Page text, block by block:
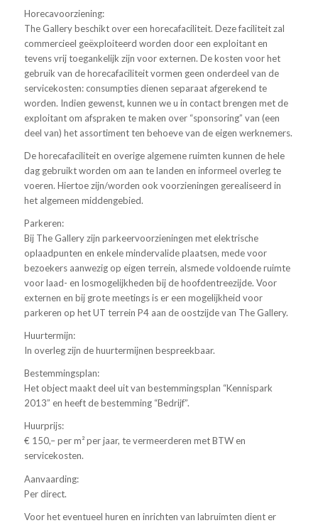
Horecavoorziening:
The Gallery beschikt over een horecafaciliteit. Deze faciliteit zal
commercieel geëxploiteerd worden door een exploitant en
tevens vrij toegankelijk zijn voor externen. De kosten voor het
gebruik van de horecafaciliteit vormen geen onderdeel van de
servicekosten: consumpties dienen separaat afgerekend te
worden. Indien gewenst, kunnen we u in contact brengen met de
exploitant om afspraken te maken over “sponsoring” van (een
deel van) het assortiment ten behoeve van de eigen werknemers.
De horecafaciliteit en overige algemene ruimten kunnen de hele
dag gebruikt worden om aan te landen en informeel overleg te
voeren. Hiertoe zijn/worden ook voorzieningen gerealiseerd in
het algemeen middengebied.
Parkeren:
Bij The Gallery zijn parkeervoorzieningen met elektrische
oplaadpunten en enkele mindervalide plaatsen, mede voor
bezoekers aanwezig op eigen terrein, alsmede voldoende ruimte
voor laad- en losmogelijkheden bij de hoofdentreezijde. Voor
externen en bij grote meetings is er een mogelijkheid voor
parkeren op het UT terrein P4 aan de oostzijde van The Gallery.
Huurtermijn:
In overleg zijn de huurtermijnen bespreekbaar.
Bestemmingsplan:
Het object maakt deel uit van bestemmingsplan “Kennispark
2013” en heeft de bestemming “Bedrijf”.
Huurprijs:
€ 150,– per m² per jaar, te vermeerderen met BTW en
servicekosten.
Aanvaarding:
Per direct.
Voor het eventueel huren en inrichten van labruimten dient er